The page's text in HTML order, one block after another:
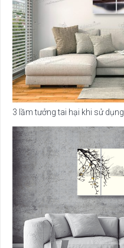
3 lầm tưởng tai hại khi sử